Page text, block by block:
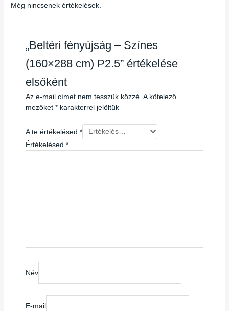
Még nincsenek értékelések.
„Beltéri fényújság – Színes
(160×288 cm) P2.5” értékelése
elsőként
Az e-mail címet nem tesszük közzé. A kötelező
mezőket* karakterrel jelöltük
A te értékelésed*
Értékelésed*
Név
E-mail